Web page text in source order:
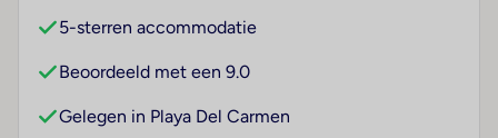
5-sterren accommodatie
Beoordeeld met een 9.0
Gelegen in Playa Del Carmen